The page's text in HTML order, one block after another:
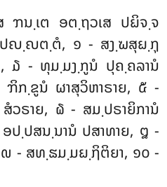
ນ຺ເຕ ອຕ຺ຖວເສ ປຏິຈ຺ຈ
ປຎ຺ຎຕ຺ຕໍ, ໑ - ສງ຺ຆສຸຏ຺ຐຸ
໓ - ທຸມ຺ມງ຺ກູນໍ ປຸຄ຺ຄລານໍ
ກ຺ຂູນໍ ຜາສຸວິຫາຣາຍ, ໕ -
ວຣາຍ, ໖ - ສມ຺ປຣາຍິການໍ
ປ຺ປສນ຺ນານໍ ປສາທາຍ, ໘ -
໙ - ສທ຺ຘມ຺ມຏ຺ຐິຕິຍາ, ໑໐ -